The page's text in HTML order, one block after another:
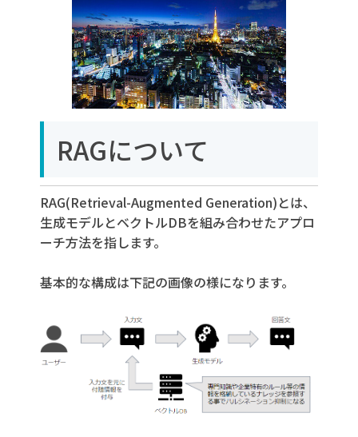
RAGについて
RAG(Retrieval-Augmented Generation)とは、
生成モデルとベクトルDBを組み合わせたアプロ
ーチ方法を指します。
基本的な構成は下記の画像の様になります。